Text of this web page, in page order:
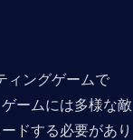
ィングゲームで
ームには多様な敵
ドする必要があり